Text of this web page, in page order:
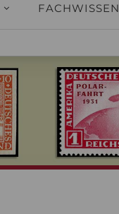
FACHWISSEN